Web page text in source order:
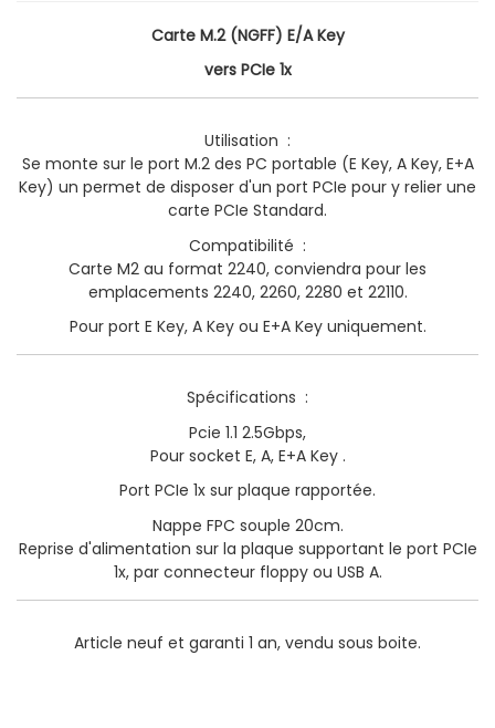
Carte M.2 (NGFF) E/A Key
vers PCIe 1x
Utilisation :
Se monte sur le port M.2 des PC portable (E Key, A Key, E+A
Key) un permet de disposer d'un port PCIe pour y relier une
carte PCIe Standard.
Compatibilité :
Carte M2 au format 2240, conviendra pour les
emplacements 2240, 2260, 2280 et 22110.
Pour port E Key, A Key ou E+A Key uniquement.
Spécifications :
Pcie 1.1 2.5Gbps,
Pour socket E, A, E+A Key .
Port PCIe 1x sur plaque rapportée.
Nappe FPC souple 20cm.
Reprise d'alimentation sur la plaque supportant le port PCIe
1x, par connecteur floppy ou USB A.
Article neuf et garanti 1 an, vendu sous boite.